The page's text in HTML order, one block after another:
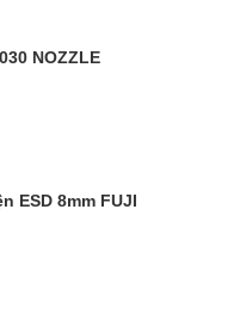
NOZZLE
ESD 8mm FUJI